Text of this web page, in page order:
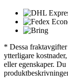
* Dessa
ytterligare
eller egenskaper.